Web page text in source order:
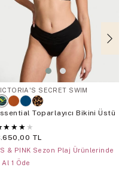
SECRET SWIM
Toparlayıcı Bikini Üstü
★ ★ ★ ★
TL
& PINK Sezon Plaj Ürünlerinde
Al 1 Öde